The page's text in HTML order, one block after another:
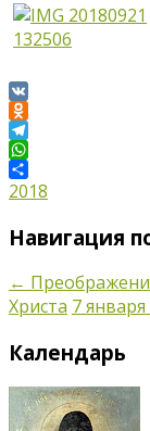
VK
Odnoklassniki
Telegram
WhatsApp
Отправить
2018
Навигация
←
Христа 7
Календарь